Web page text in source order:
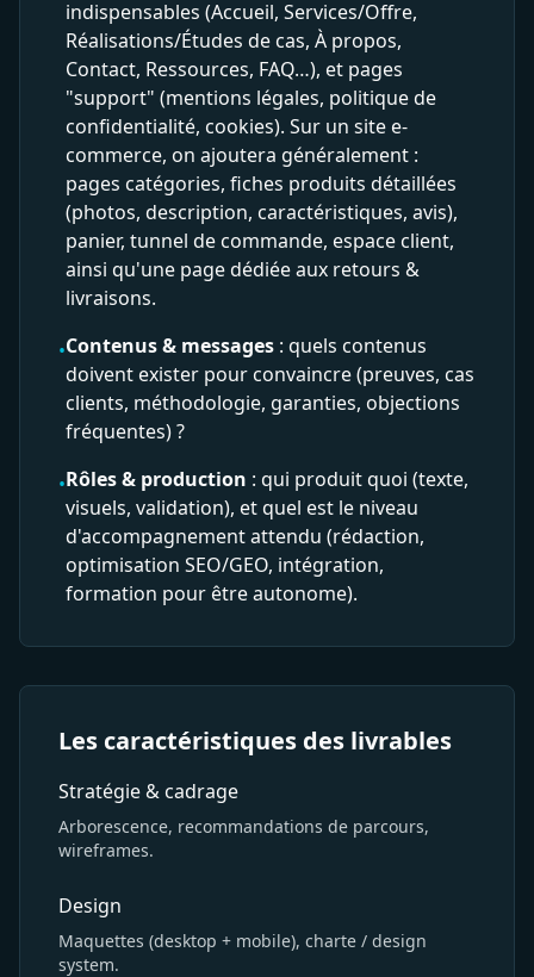
indispensables (Accueil, Services/Offre,
Réalisations/Études de cas, À propos,
Contact, Ressources, FAQ…), et pages
"support" (mentions légales, politique de
confidentialité, cookies). Sur un site e-
commerce, on ajoutera généralement :
pages catégories, fiches produits détaillées
(photos, description, caractéristiques, avis),
panier, tunnel de commande, espace client,
ainsi qu'une page dédiée aux retours &
livraisons.
•Contenus & messages : quels contenus
doivent exister pour convaincre (preuves, cas
clients, méthodologie, garanties, objections
fréquentes) ?
•Rôles & production : qui produit quoi (texte,
visuels, validation), et quel est le niveau
d'accompagnement attendu (rédaction,
optimisation SEO/GEO, intégration,
formation pour être autonome).
Les caractéristiques des livrables
Stratégie & cadrage
Arborescence, recommandations de parcours,
wireframes.
Design
Maquettes (desktop + mobile), charte / design
system.